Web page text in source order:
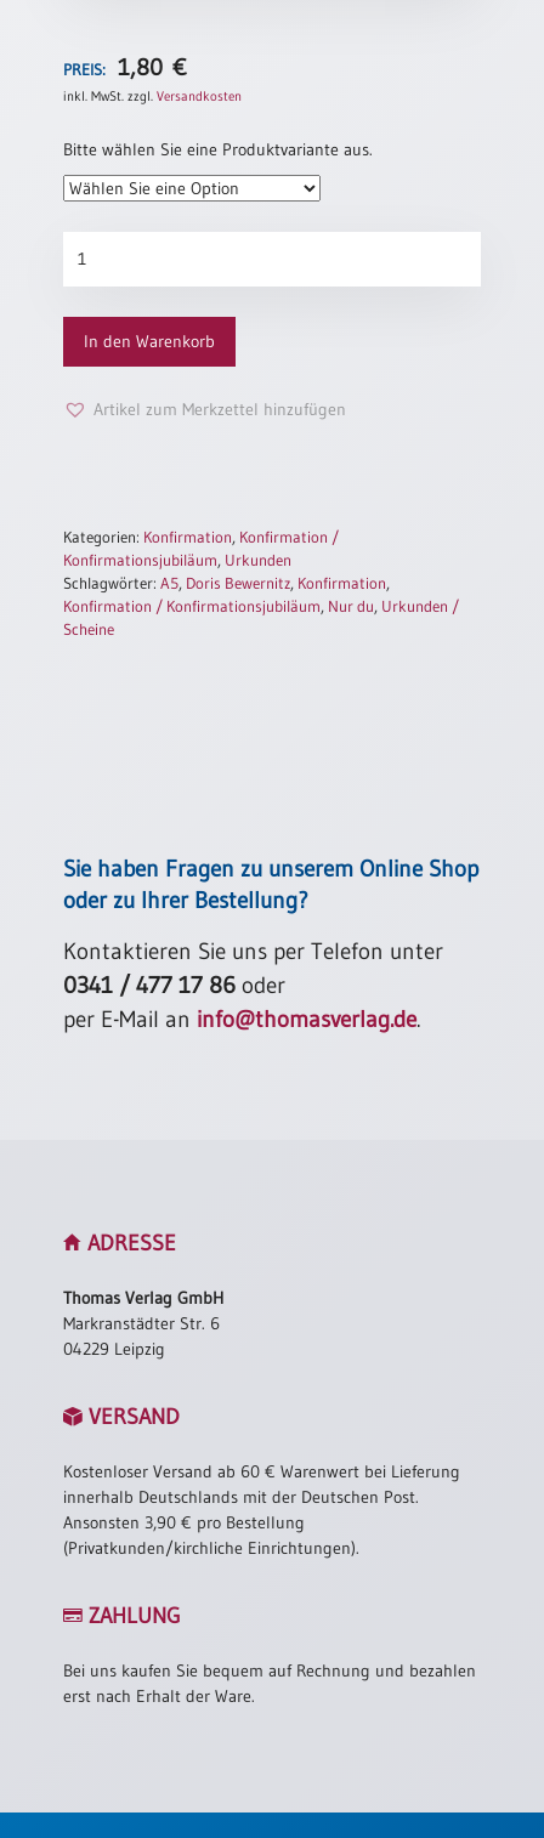
Hochzeitsjubiläum
Urkunden
Abendmahlszulassung
Kirchen(wieder)eintritt
PC-
Urkunden
Poster
Einzelposter
Sortimente
Restbestände
Restbestände
PREIS: 1,80€
inkl. MwSt. zzgl.Versandkosten
Bitte wählen Sie eine Produktvariante aus.
„Nur
du“
Menge
In den Warenkorb
Artikel zum Merkzettel hinzufügen
Kategorien: Konfirmation, Konfirmation /
Konfirmationsjubiläum, Urkunden
Schlagwörter:A5, Doris Bewernitz, Konfirmation,
Konfirmation / Konfirmationsjubiläum, Nur du, Urkunden /
Scheine
Sie haben Fragen zu unserem Online Shop
oder zu Ihrer Bestellung?
Kontaktieren Sie uns per Telefon unter
0341 / 477 17 86 oder
per E-Mail an info@thomasverlag.de.
ADRESSE
Thomas Verlag GmbH
Markranstädter Str. 6
04229 Leipzig
VERSAND
Kostenloser Versand ab 60 € Warenwert bei Lieferung
innerhalb Deutschlands mit der Deutschen Post.
Ansonsten 3,90 € pro Bestellung
(Privatkunden/kirchliche Einrichtungen).
ZAHLUNG
Bei uns kaufen Sie bequem auf Rechnung und bezahlen
erst nach Erhalt der Ware.